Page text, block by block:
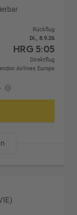
Rückflug
Di., 8.9.26
HRG 5:05
Direktflug
Airlines Europe